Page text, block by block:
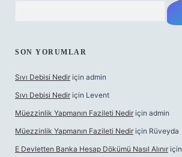
SON YORUMLAR
Sıvı Debisi Nedir için admin
Sıvı Debisi Nedir için Levent
Müezzinlik Yapmanın Fazileti Nedir için admin
Müezzinlik Yapmanın Fazileti Nedir için Rüveyda
E Devletten Banka Hesap Dökümü Nasıl Alınır için